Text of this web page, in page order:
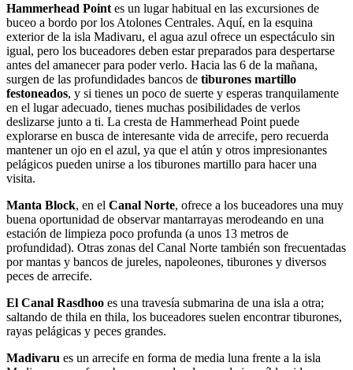
Hammerhead Point es un lugar habitual en las excursiones de
buceo a bordo por los Atolones Centrales. Aquí, en la esquina
exterior de la isla Madivaru, el agua azul ofrece un espectáculo sin
igual, pero los buceadores deben estar preparados para despertarse
antes del amanecer para poder verlo. Hacia las 6 de la mañana,
surgen de las profundidades bancos de tiburones martillo
festoneados, y si tienes un poco de suerte y esperas tranquilamente
en el lugar adecuado, tienes muchas posibilidades de verlos
deslizarse junto a ti. La cresta de Hammerhead Point puede
explorarse en busca de interesante vida de arrecife, pero recuerda
mantener un ojo en el azul, ya que el atún y otros impresionantes
pelágicos pueden unirse a los tiburones martillo para hacer una
visita.
Manta Block, en el Canal Norte, ofrece a los buceadores una muy
buena oportunidad de observar mantarrayas merodeando en una
estación de limpieza poco profunda (a unos 13 metros de
profundidad). Otras zonas del Canal Norte también son frecuentadas
por mantas y bancos de jureles, napoleones, tiburones y diversos
peces de arrecife.
El Canal Rasdhoo es una travesía submarina de una isla a otra;
saltando de thila en thila, los buceadores suelen encontrar tiburones,
rayas pelágicas y peces grandes.
Madivaru es un arrecife en forma de media luna frente a la isla